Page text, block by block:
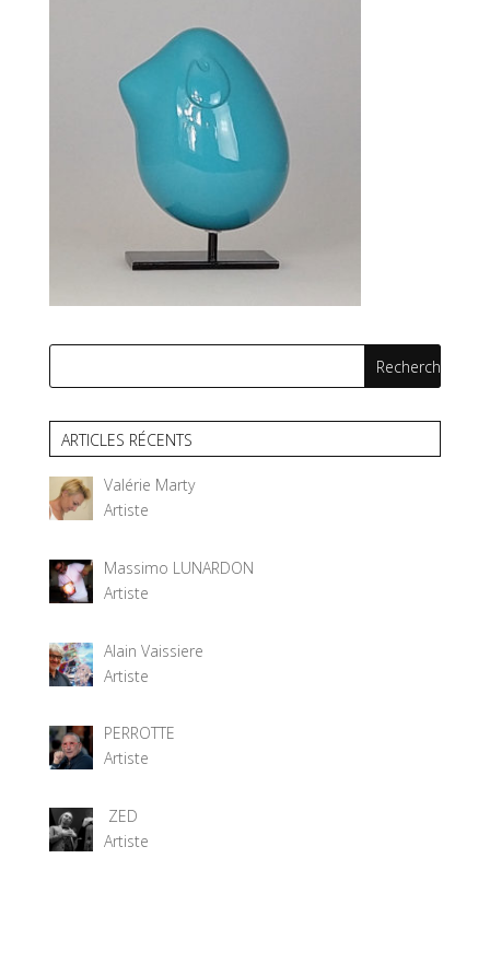
ARTICLES RÉCENTS
Valérie Marty
Artiste
Massimo LUNARDON
Artiste
Alain Vaissiere
Artiste
PERROTTE
Artiste
ZED
Artiste